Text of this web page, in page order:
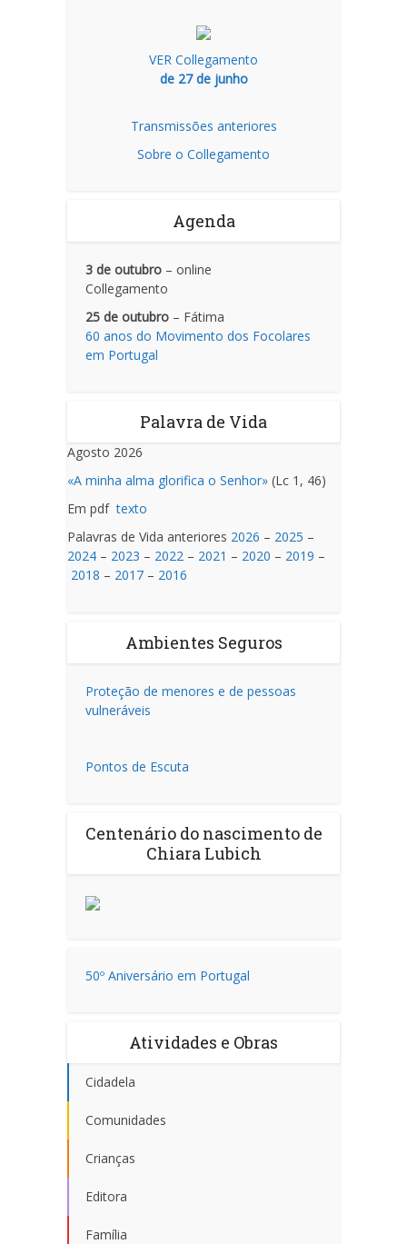
VER Collegamento
de 27 de junho
Transmissões anteriores
Sobre o Collegamento
Agenda
3 de outubro – online
Collegamento
25 de outubro – Fátima
60 anos do Movimento dos Focolares
em Portugal
Palavra de Vida
Agosto 2026
«A minha alma glorifica o Senhor» (Lc 1, 46)
Em pdftexto
Palavras de Vida anteriores 2026 – 2025 –
2024 – 2023 – 2022 – 2021 – 2020 – 2019 –
2018 – 2017 – 2016
Ambientes Seguros
Proteção de menores e de pessoas
vulneráveis
Pontos de Escuta
Centenário do nascimento de
Chiara Lubich
50º Aniversário em Portugal
Atividades e Obras
Cidadela
Comunidades
Crianças
Editora
Família